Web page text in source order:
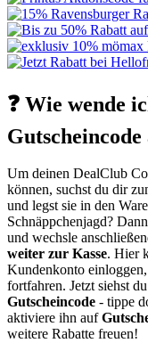
❓ Wie wende
Gutscheincode
Um deinen DealClub
können, suchst du dir
und legst sie in den
Schnäppchenjagd?
und wechsle
weiter zur Kasse. Hier
Kundenkonto
fortfahren. Jetzt siehst
Gutscheincode - tippe
aktiviere ihn auf
weitere Rabatte freuen!